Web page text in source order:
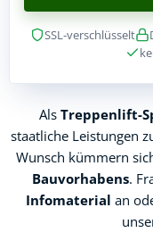
SSL-verschlüsselt
Als Treppenlift-
staatliche Leistungen
Wunsch kümmern
Bauvorhabens.
Infomaterial an